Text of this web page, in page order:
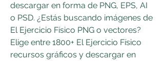
descargar en forma de PNG, EPS, AI
o PSD. ¿Estás buscando imágenes de
El Ejercicio Físico PNG o vectores?
Elige entre 1800+ El Ejercicio Físico
recursos gráficos y descargar en